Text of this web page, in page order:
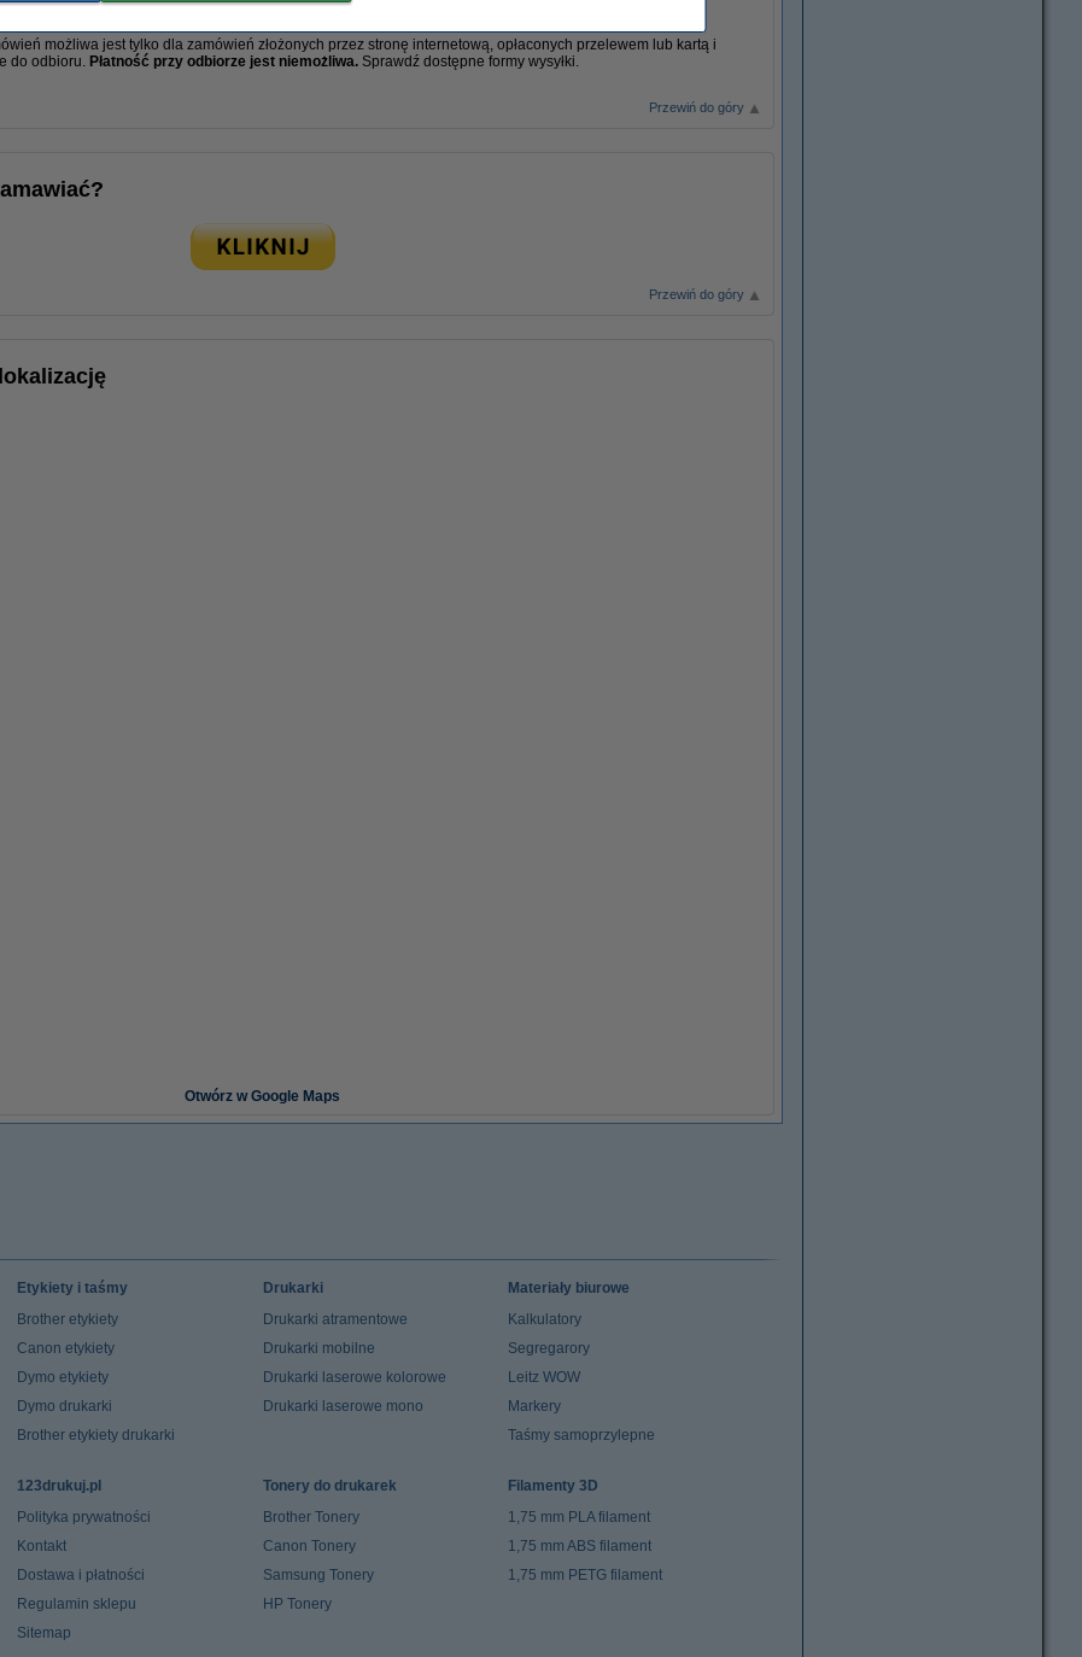
możliwa jest tylko dla zamówień złożonych przez stronę internetową, opłaconych przelewem lub kartą i
do odbioru. Płatność przy odbiorze jest niemożliwa. Sprawdź dostępne formy wysyłki.
Przewiń do góry
Przewiń do góry
Otwórz w Google Maps
Etykiety i taśmy
Brother etykiety
Canon etykiety
Dymo etykiety
Dymo drukarki
Brother etykiety drukarki
Drukarki
Drukarki atramentowe
Drukarki mobilne
Drukarki laserowe kolorowe
Drukarki laserowe mono
Materiały biurowe
Kalkulatory
Segregarory
Leitz WOW
Markery
Taśmy samoprzylepne
123drukuj.pl
Polityka prywatności
Kontakt
Dostawa i płatności
Regulamin sklepu
Sitemap
Tonery do drukarek
Brother Tonery
Canon Tonery
Samsung Tonery
HP Tonery
Filamenty 3D
1,75 mm PLA filament
1,75 mm ABS filament
1,75 mm PETG filament